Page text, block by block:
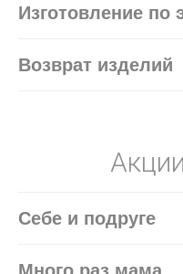
Изготовление по
Возврат изделий
Себе и подруге